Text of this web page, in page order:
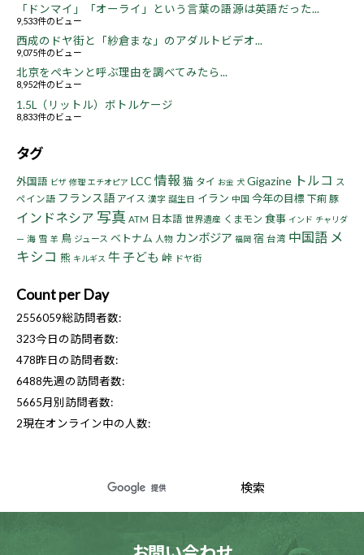
「ドンマイ」「オーライ」という言葉の語源は英語だった...
9,533件のビュー
西成のドヤ街と「紗倉まな」のアダルトビデオ...
9,075件のビュー
北京をペキンと呼ぶ理由を調べてみたら...
8,952件のビュー
1.5L（リットル）ボトルケージ
8,833件のビュー
タグ
外国語 ビザ 修理 エチオピア LCC 情報 猫 タイ お金 犬 Gigazine トルコ ス
ペイン語 フランス語 アイス 漢字 誕生日 イラン 中国 今年の目標 下痢 豚
インドネシア 写真 ATM 日本語 世界遺産 くまモン 食事 インド チャリダ
ー 海 雪 羊 鳥 ジュース ベトナム 人物 カンボジア 福岡 宿 台湾 中国語 メ
キシコ 熊 キルギス 牛子ども 峠 ドヤ街
Count per Day
2556059総訪問者数:
323今日の訪問者数:
478昨日の訪問者数:
6488先週の訪問者数:
5665月別訪問者数:
2現在オンライン中の人数: